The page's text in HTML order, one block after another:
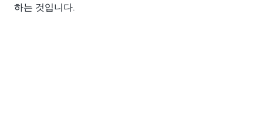
하는 것입니다.